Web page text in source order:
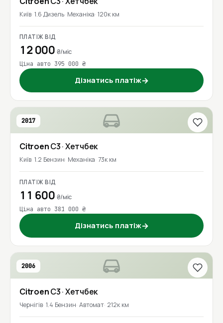
Київ 1.6 Дизель Механіка 120к км
ПЛАТІЖ ВІД
12 000 ₴/міс
Ціна авто 395 000 ₴
Дізнатись платіж→
2017
CitroenC3· Хетчбек
Київ 1.2 Бензин Механіка 73к км
ПЛАТІЖ ВІД
11 600 ₴/міс
Ціна авто 381 000 ₴
Дізнатись платіж→
2006
CitroenC3· Хетчбек
Чернігів 1.4 Бензин Автомат 212к км